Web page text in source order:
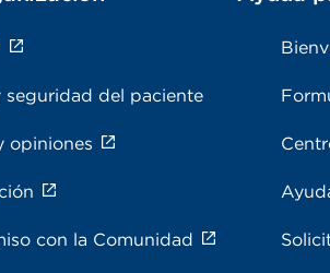
seguridad del paciente
opiniones
con la Comunidad